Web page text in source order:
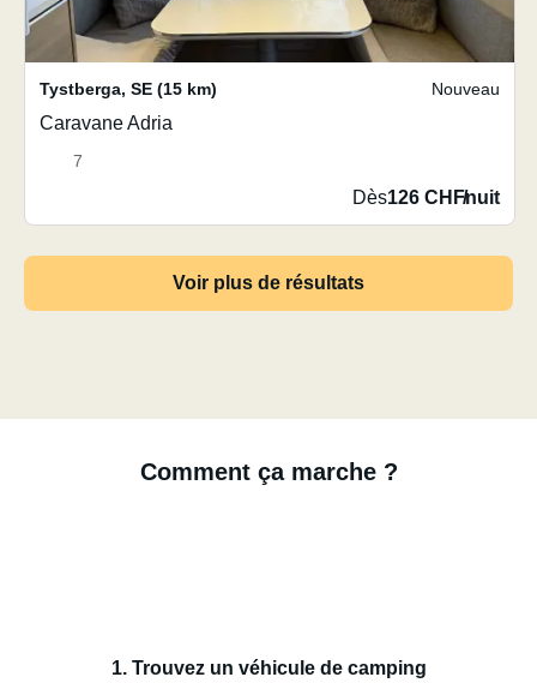
Tystberga, SE (15 km) Nouveau
Caravane Adria
7
Dès126 CHF/nuit
Voir plus de résultats
Comment ça marche ?
1. Trouvez un véhicule de camping